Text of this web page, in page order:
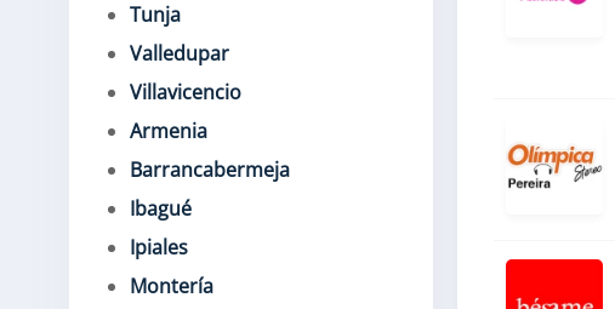
Tunja
Valledupar
Villavicencio
Armenia
Barrancabermeja
Ibagué
Ipiales
Montería